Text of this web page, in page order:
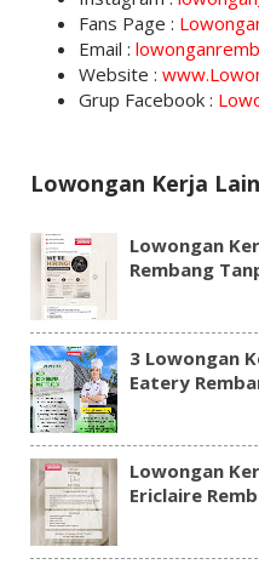
Fans Page :
Email :
Website :
Grup Facebook :
Lowongan Kerja
Lowongan
Rembang
3 Lowongan
Eatery
Lowongan
Ericlaire